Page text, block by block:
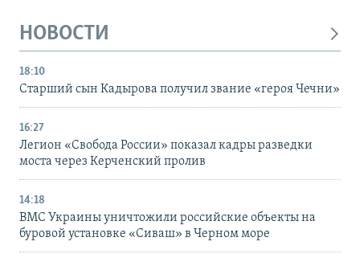
НОВОСТИ
18:10
Старший сын Кадырова получил звание «героя Чечни»
16:27
Легион «Свобода России» показал кадры разведки
моста через Керченский пролив
14:18
ВМС Украины уничтожили российские объекты на
буровой установке «Сиваш» в Черном море